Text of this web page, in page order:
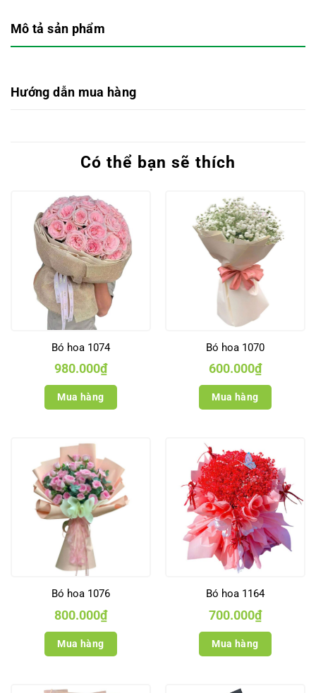
Mô tả sản phẩm
Hướng dẫn mua hàng
Có thể bạn sẽ thích
Bó hoa 1074
980.000₫
Mua hàng
Bó hoa 1070
600.000₫
Mua hàng
Bó hoa 1076
800.000₫
Mua hàng
Bó hoa 1164
700.000₫
Mua hàng